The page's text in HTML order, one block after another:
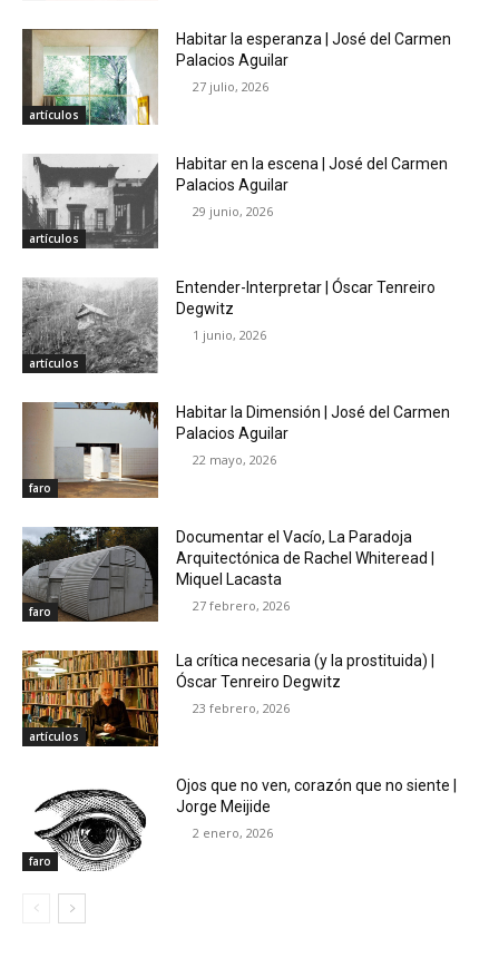
artículos
Habitar la esperanza | José del Carmen
Palacios Aguilar
27 julio, 2026
artículos
Habitar en la escena | José del Carmen
Palacios Aguilar
29 junio, 2026
artículos
Entender-Interpretar | Óscar Tenreiro
Degwitz
1 junio, 2026
faro
Habitar la Dimensión | José del Carmen
Palacios Aguilar
22 mayo, 2026
faro
Documentar el Vacío, La Paradoja
Arquitectónica de Rachel Whiteread |
Miquel Lacasta
27 febrero, 2026
artículos
La crítica necesaria (y la prostituida) |
Óscar Tenreiro Degwitz
23 febrero, 2026
faro
Ojos que no ven, corazón que no siente |
Jorge Meijide
2 enero, 2026